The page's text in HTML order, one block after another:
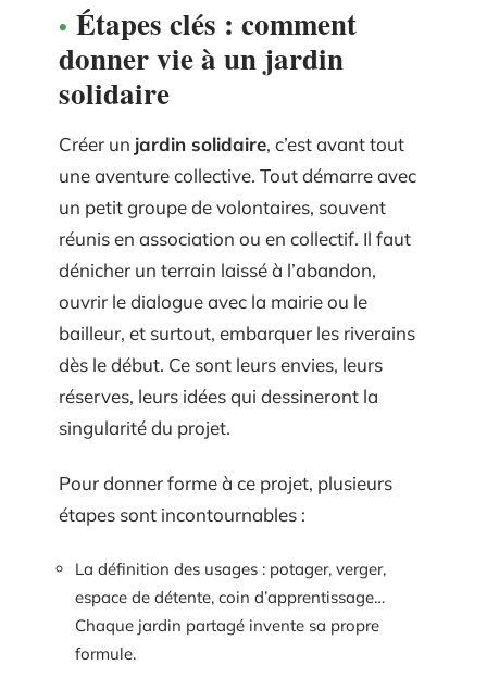
Étapes clés : comment
donner vie à un jardin
solidaire
Créer un jardin solidaire, c’est avant tout
une aventure collective. Tout démarre avec
un petit groupe de volontaires, souvent
réunis en association ou en collectif. Il faut
dénicher un terrain laissé à l’abandon,
ouvrir le dialogue avec la mairie ou le
bailleur, et surtout, embarquer les riverains
dès le début. Ce sont leurs envies, leurs
réserves, leurs idées qui dessineront la
singularité du projet.
Pour donner forme à ce projet, plusieurs
étapes sont incontournables :
La définition des usages : potager, verger,
espace de détente, coin d’apprentissage…
Chaque jardin partagé invente sa propre
formule.